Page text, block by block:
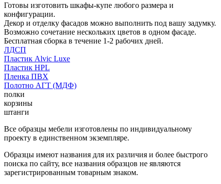
Готовы изготовить шкафы-купе любого размера и
конфигурации.
Декор и отделку фасадов можно выполнить под вашу задумку.
Возможно сочетание нескольких цветов в одном фасаде.
Бесплатная сборка в течение 1-2 рабочих дней.
ЛДСП
Пластик Alvic Luxe
Пластик HPL
Пленка ПВХ
Полотно АГТ (МДФ)
полки
корзины
штанги
Все образцы мебели изготовлены по индивидуальному
проекту в единственном экземпляре.
Образцы имеют названия для их различия и более быстрого
поиска по сайту, все названия образцов не являются
зарегистрированным товарным знаком.